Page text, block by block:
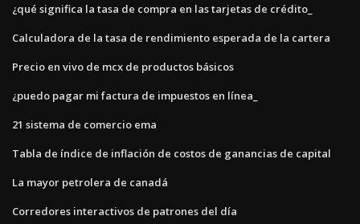
¿qué significa la tasa de compra en las tarjetas de crédito_
Calculadora de la tasa de rendimiento esperada de la cartera
Precio en vivo de mcx de productos básicos
¿puedo pagar mi factura de impuestos en línea_
21 sistema de comercio ema
Tabla de índice de inflación de costos de ganancias de capital
La mayor petrolera de canadá
Corredores interactivos de patrones del día